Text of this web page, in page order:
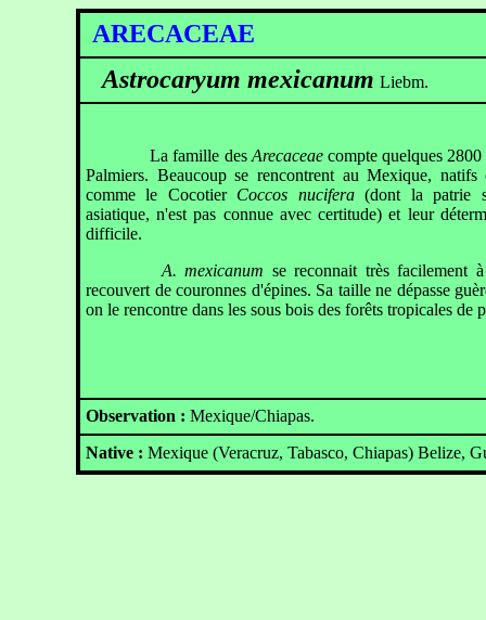
ARECACEAE
Astrocaryum mexicanum Liebm.
La famille des Arecaceaecompte quelques 2800
Palmiers. Beaucoup se rencontrent au Mexique, natifs
comme le Cocotier Coccos nucifera(dont la patrie
asiatique, n'est pas connue avec certitude) et leur
difficile.
A. mexicanum se reconnait très facilement
recouvert de couronnes d'épines. Sa taille ne dépasse
on le rencontre dans les sous bois des forêts tropicales de
Observation : Mexique/Chiapas.
Native : Mexique (Veracruz, Tabasco, Chiapas) Belize,